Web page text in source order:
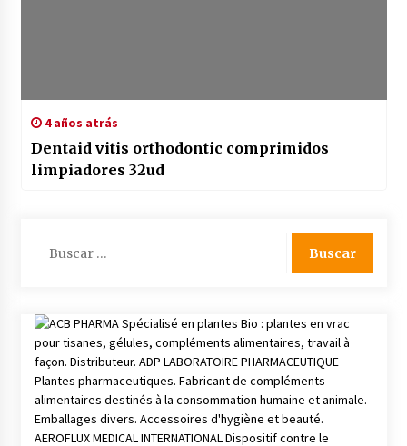
4 años atrás
Dentaid vitis orthodontic comprimidos
limpiadores 32ud